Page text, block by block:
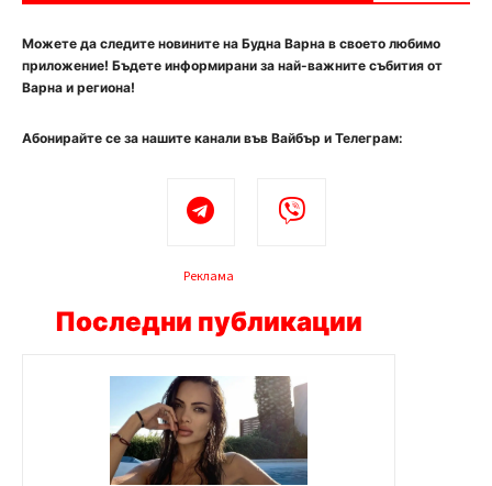
Можете да следите новините на Будна Варна в своето любимо
приложение! Бъдете информирани за най-важните събития от
Варна и региона!
Абонирайте се за нашите канали във Вайбър и Телеграм:
Реклама
Последни публикации